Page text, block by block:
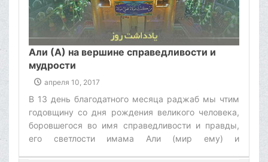
(мир ему) сказал: "С позволения Бога я исцелял
больных, - слепых от рождения и прокаженных.
По милости Бога я даже оживлял умерших, но
бессилен оказался в исцелении глупца".‌
Али (А) на вершине справедливости и
мудрости
апреля 10, 2017
В 13 день благодатного месяца раджаб мы чтим
годовщину со дня рождения великого человека,
боровшегося во имя справедливости и правды,
его светлости имама Али (мир ему) и